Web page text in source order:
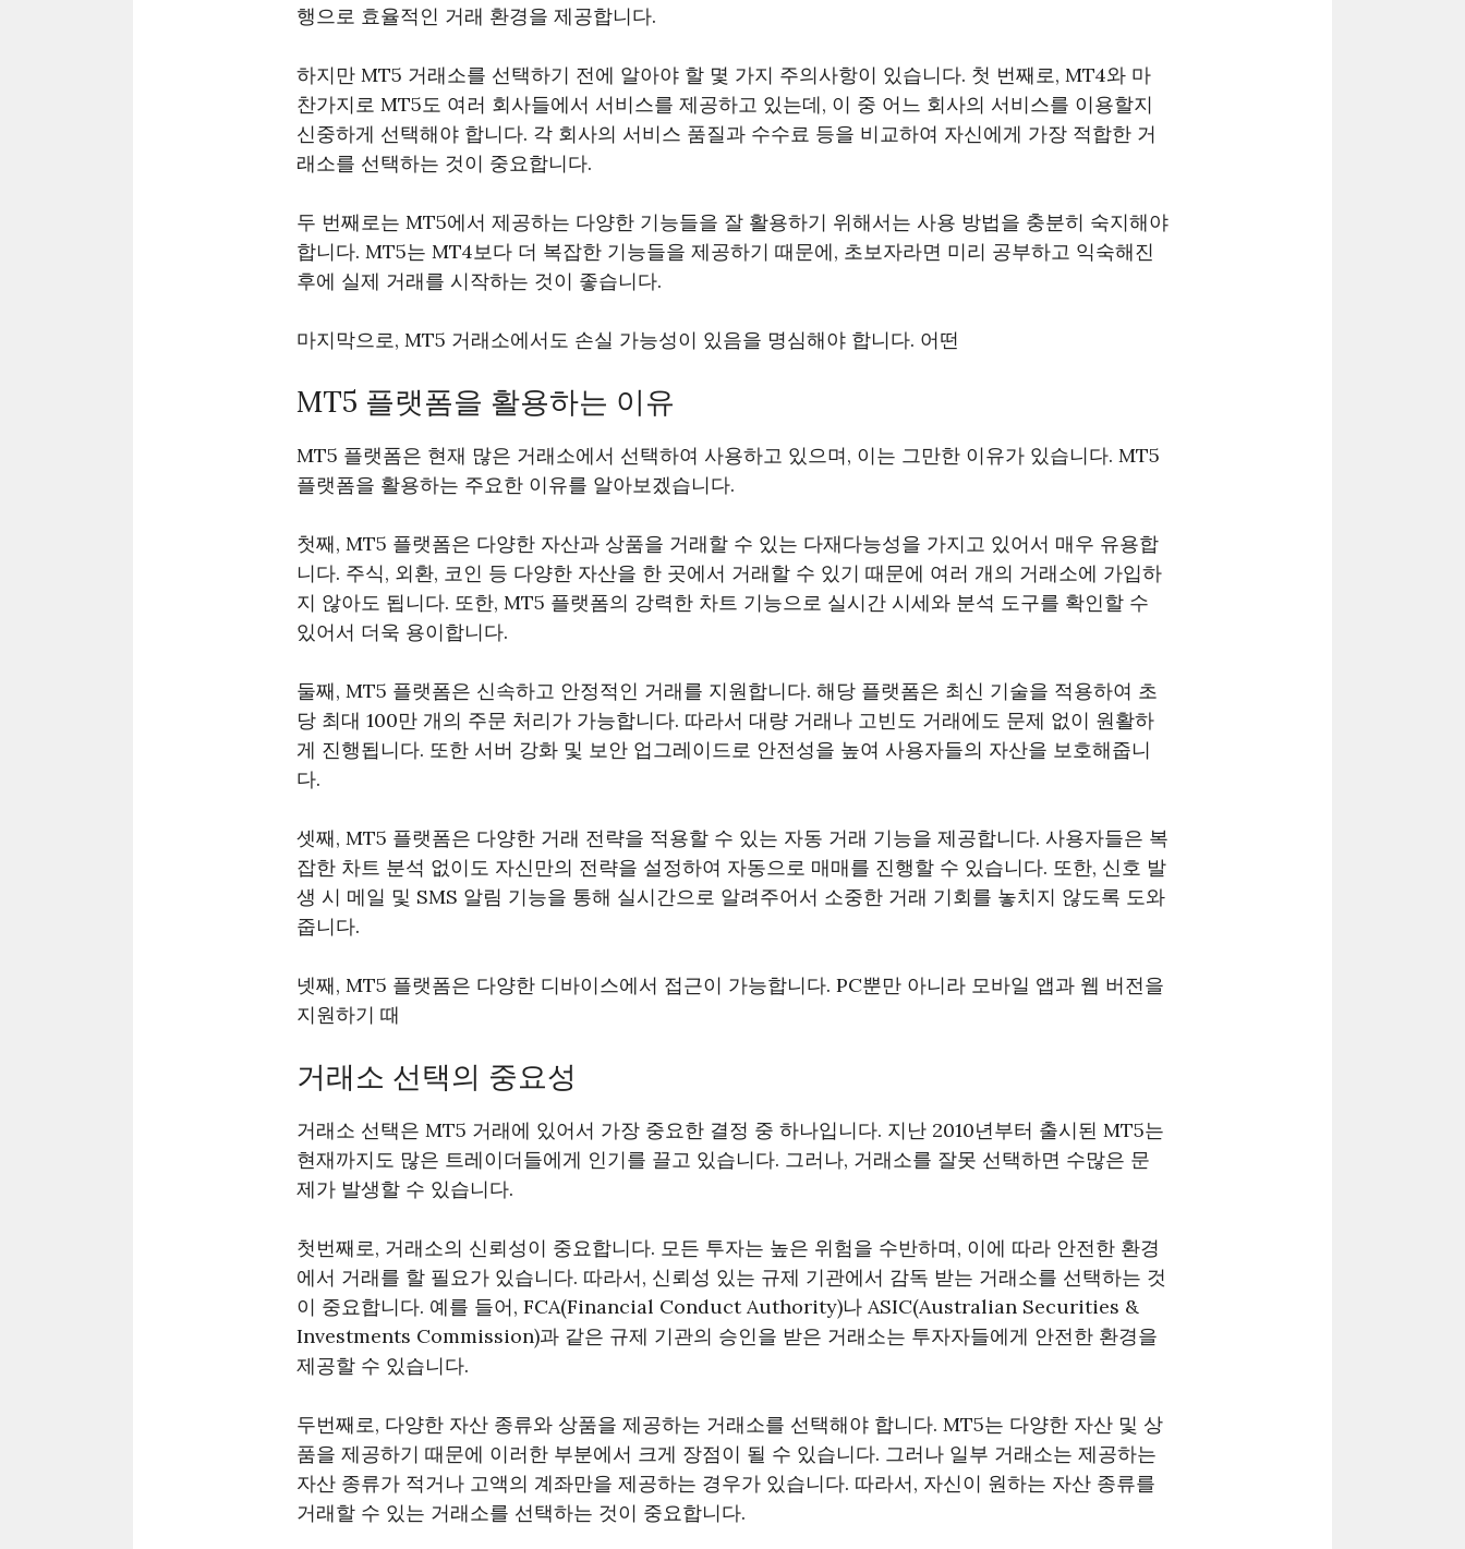
행으로 효율적인 거래 환경을 제공합니다.
하지만 MT5 거래소를 선택하기 전에 알아야 할 몇 가지 주의사항이 있습니다. 첫 번째로, MT4와 마
찬가지로 MT5도 여러 회사들에서 서비스를 제공하고 있는데, 이 중 어느 회사의 서비스를 이용할지
신중하게 선택해야 합니다. 각 회사의 서비스 품질과 수수료 등을 비교하여 자신에게 가장 적합한 거
래소를 선택하는 것이 중요합니다.
두 번째로는 MT5에서 제공하는 다양한 기능들을 잘 활용하기 위해서는 사용 방법을 충분히 숙지해야
합니다. MT5는 MT4보다 더 복잡한 기능들을 제공하기 때문에, 초보자라면 미리 공부하고 익숙해진
후에 실제 거래를 시작하는 것이 좋습니다.
마지막으로, MT5 거래소에서도 손실 가능성이 있음을 명심해야 합니다. 어떤
MT5 플랫폼을 활용하는 이유
MT5 플랫폼은 현재 많은 거래소에서 선택하여 사용하고 있으며, 이는 그만한 이유가 있습니다. MT5
플랫폼을 활용하는 주요한 이유를 알아보겠습니다.
첫째, MT5 플랫폼은 다양한 자산과 상품을 거래할 수 있는 다재다능성을 가지고 있어서 매우 유용합
니다. 주식, 외환, 코인 등 다양한 자산을 한 곳에서 거래할 수 있기 때문에 여러 개의 거래소에 가입하
지 않아도 됩니다. 또한, MT5 플랫폼의 강력한 차트 기능으로 실시간 시세와 분석 도구를 확인할 수
있어서 더욱 용이합니다.
둘째, MT5 플랫폼은 신속하고 안정적인 거래를 지원합니다. 해당 플랫폼은 최신 기술을 적용하여 초
당 최대 100만 개의 주문 처리가 가능합니다. 따라서 대량 거래나 고빈도 거래에도 문제 없이 원활하
게 진행됩니다. 또한 서버 강화 및 보안 업그레이드로 안전성을 높여 사용자들의 자산을 보호해줍니
다.
셋째, MT5 플랫폼은 다양한 거래 전략을 적용할 수 있는 자동 거래 기능을 제공합니다. 사용자들은 복
잡한 차트 분석 없이도 자신만의 전략을 설정하여 자동으로 매매를 진행할 수 있습니다. 또한, 신호 발
생 시 메일 및 SMS 알림 기능을 통해 실시간으로 알려주어서 소중한 거래 기회를 놓치지 않도록 도와
줍니다.
넷째, MT5 플랫폼은 다양한 디바이스에서 접근이 가능합니다. PC뿐만 아니라 모바일 앱과 웹 버전을
지원하기 때
거래소 선택의 중요성
거래소 선택은 MT5 거래에 있어서 가장 중요한 결정 중 하나입니다. 지난 2010년부터 출시된 MT5는
현재까지도 많은 트레이더들에게 인기를 끌고 있습니다. 그러나, 거래소를 잘못 선택하면 수많은 문
제가 발생할 수 있습니다.
첫번째로, 거래소의 신뢰성이 중요합니다. 모든 투자는 높은 위험을 수반하며, 이에 따라 안전한 환경
에서 거래를 할 필요가 있습니다. 따라서, 신뢰성 있는 규제 기관에서 감독 받는 거래소를 선택하는 것
이 중요합니다. 예를 들어, FCA(Financial Conduct Authority)나 ASIC(Australian Securities &
Investments Commission)과 같은 규제 기관의 승인을 받은 거래소는 투자자들에게 안전한 환경을
제공할 수 있습니다.
두번째로, 다양한 자산 종류와 상품을 제공하는 거래소를 선택해야 합니다. MT5는 다양한 자산 및 상
품을 제공하기 때문에 이러한 부분에서 크게 장점이 될 수 있습니다. 그러나 일부 거래소는 제공하는
자산 종류가 적거나 고액의 계좌만을 제공하는 경우가 있습니다. 따라서, 자신이 원하는 자산 종류를
거래할 수 있는 거래소를 선택하는 것이 중요합니다.